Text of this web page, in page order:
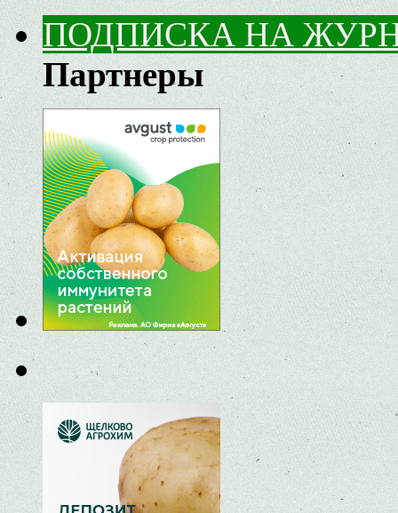
ПОДПИСКА НА
Партнеры